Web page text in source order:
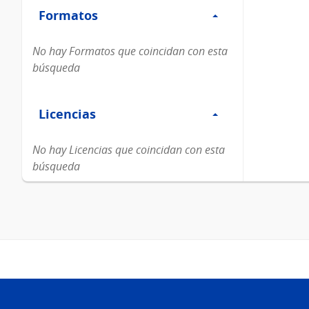
Formatos
Formatos
No hay Formatos que coincidan con esta
búsqueda
Licencias
Licencias
No hay Licencias que coincidan con esta
búsqueda